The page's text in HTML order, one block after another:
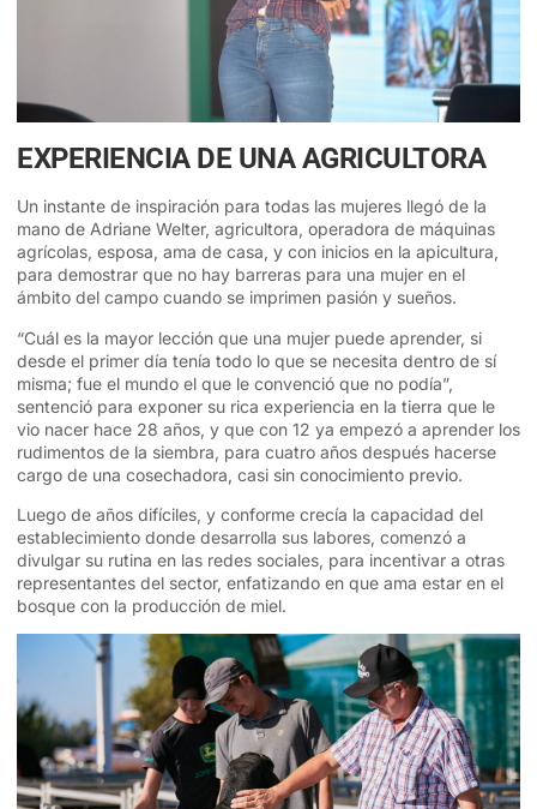
EXPERIENCIA DE UNA AGRICULTORA
Un instante de inspiración para todas las mujeres llegó de la
mano de Adriane Welter, agricultora, operadora de máquinas
agrícolas, esposa, ama de casa, y con inicios en la apicultura,
para demostrar que no hay barreras para una mujer en el
ámbito del campo cuando se imprimen pasión y sueños.
“Cuál es la mayor lección que una mujer puede aprender, si
desde el primer día tenía todo lo que se necesita dentro de sí
misma; fue el mundo el que le convenció que no podía”,
sentenció para exponer su rica experiencia en la tierra que le
vio nacer hace 28 años, y que con 12 ya empezó a aprender los
rudimentos de la siembra, para cuatro años después hacerse
cargo de una cosechadora, casi sin conocimiento previo.
Luego de años difíciles, y conforme crecía la capacidad del
establecimiento donde desarrolla sus labores, comenzó a
divulgar su rutina en las redes sociales, para incentivar a otras
representantes del sector, enfatizando en que ama estar en el
bosque con la producción de miel.